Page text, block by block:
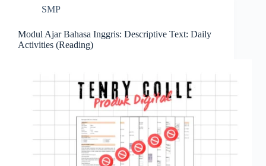
SMP
Modul Ajar Bahasa Inggris: Descriptive Text: Daily
Activities (Reading)